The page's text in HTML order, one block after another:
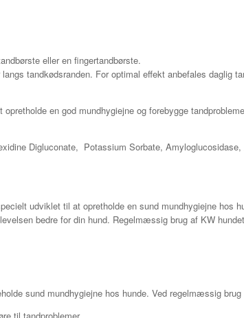
eller en fingertandbørste.
tandkødsranden. For optimal effekt anbefales daglig
en god mundhygiejne og forebygge
Digluconate, Potassium Sorbate,
udviklet til at opretholde en sund mundhygiejne hos
bedre for din hund. Regelmæssig brug af KW
sund mundhygiejne hos hunde. Ved regelmæssig